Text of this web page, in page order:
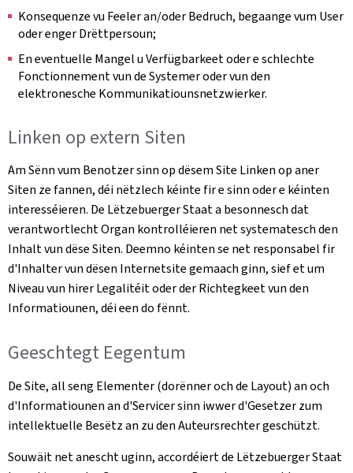
Konsequenze vu Feeler an/oder Bedruch, begaange vum User
oder enger Drëttpersoun;
En eventuelle Mangel u Verfügbarkeet oder e schlechte
Fonctionnement vun de Systemer oder vun den
elektronesche Kommunikatiounsnetzwierker.
Linken op extern Siten
Am Sënn vum Benotzer sinn op dësem Site Linken op aner
Siten ze fannen, déi nëtzlech kéinte fir e sinn oder e kéinten
interesséieren. De Lëtzebuerger Staat a besonnesch dat
verantwortlecht Organ kontrolléieren net systematesch den
Inhalt vun dëse Siten. Deemno kéinten se net responsabel fir
d'Inhalter vun dësen Internetsite gemaach ginn, sief et um
Niveau vun hirer Legalitéit oder der Richtegkeet vun den
Informatiounen, déi een do fënnt.
Geeschtegt Eegentum
De Site, all seng Elementer (dorënner och de Layout) an och
d'Informatiounen an d'Servicer sinn iwwer d'Gesetzer zum
intellektuelle Besëtz an zu den Auteursrechter geschützt.
Souwäit net anescht uginn, accordéiert de Lëtzebuerger Staat